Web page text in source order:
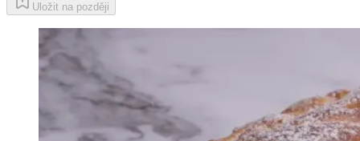
Uložit na později